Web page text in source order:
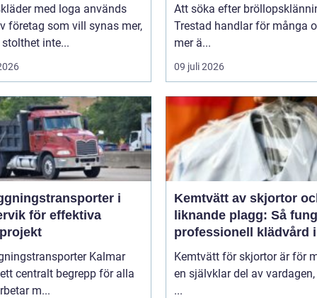
med loga används
företag som vill synas mer,
inte...
Att söka efter
Trestad handlar för många
mer ä...
09 juli 2026
i
för effektiva
Kalmar
centralt begrepp för alla
m...
Kemtvätt av skjortor
liknande plagg: Så
professionell klädvård i
praktiken
Kemtvätt för skjortor är för
en självklar del av
...